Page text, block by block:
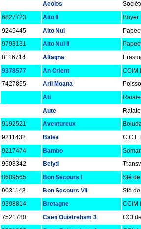
Aeolos
6827723
Aito II
Boyer
9245445
Aito Nui
9793131
Aito Nui II
8116714
Altagna
9378577
An Orient
CCIM
7427855
Arii Moana
Ati
Aute
9192521
Aventureux
9211432
Balea
C.C.I.
9217474
Bambo
9503342
Belyd
8609565
Bon Secours I
Sté
9031143
Bon Secours VII
Sté
9398814
Bretagne
CCIM
7521780
Caen Ouistreham 3
CCI